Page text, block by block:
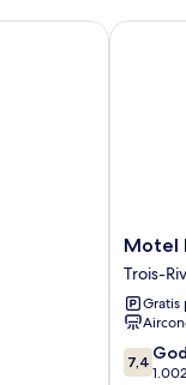
Motel
Trois-
Rivieres
Motel
Trois-
Gratis
7.4
ud
7,4
Motel